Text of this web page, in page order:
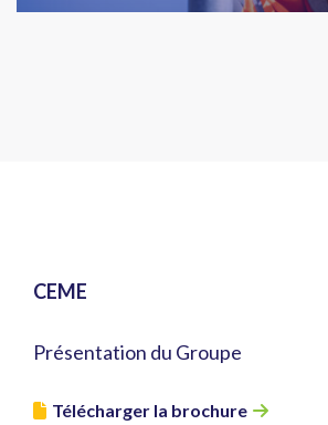
CEME
Présentation du Groupe
Télécharger la brochure